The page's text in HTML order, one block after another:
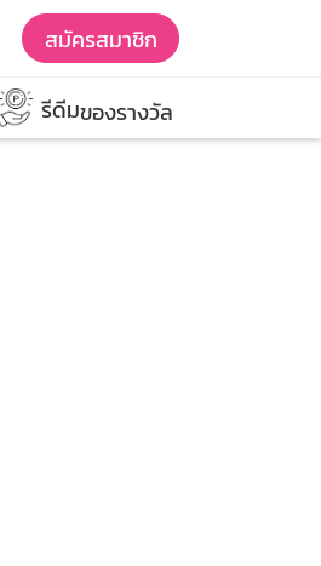
สมัครสมาชิก
รีดีมของรางวัล